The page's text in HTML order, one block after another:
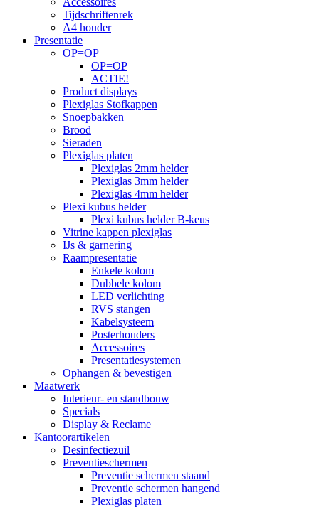
Tijdschriftenrek
A4 houder
Presentatie
OP=OP
OP=OP
ACTIE!
Product displays
Plexiglas Stofkappen
Snoepbakken
Brood
Sieraden
Plexiglas platen
Plexiglas 2mm helder
Plexiglas 3mm helder
Plexiglas 4mm helder
Plexi kubus helder
Plexi kubus helder B-keus
Vitrine kappen plexiglas
IJs & garnering
Raampresentatie
Enkele kolom
Dubbele kolom
LED verlichting
RVS stangen
Kabelsysteem
Posterhouders
Accessoires
Presentatiesystemen
Ophangen & bevestigen
Maatwerk
Interieur- en standbouw
Specials
Display & Reclame
Kantoorartikelen
Desinfectiezuil
Preventieschermen
Preventie schermen staand
Preventie schermen hangend
Plexiglas platen